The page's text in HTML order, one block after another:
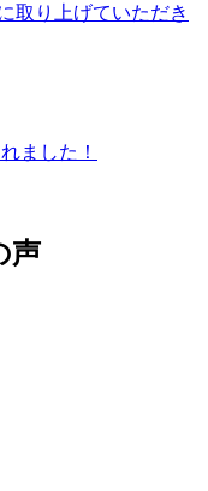
取り上げていただき
ました！
声